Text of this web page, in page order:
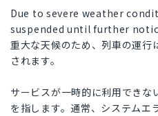
Due to severe weather
suspended until further
重大な天候のため、列車の運行
されます。
サービスが一時的に利用できな
を指します。通常、システムエ